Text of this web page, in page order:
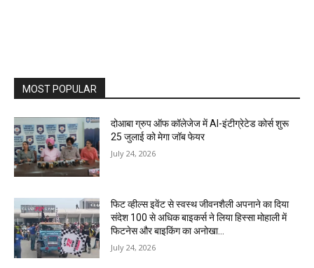
MOST POPULAR
दोआबा ग्रुप ऑफ कॉलेजेज में AI-इंटीग्रेटेड कोर्स शुरू
25 जुलाई को मेगा जॉब फेयर
July 24, 2026
फिट व्हील्स इवेंट से स्वस्थ जीवनशैली अपनाने का दिया
संदेश 100 से अधिक बाइकर्स ने लिया हिस्सा मोहाली में
फिटनेस और बाइकिंग का अनोखा...
July 24, 2026